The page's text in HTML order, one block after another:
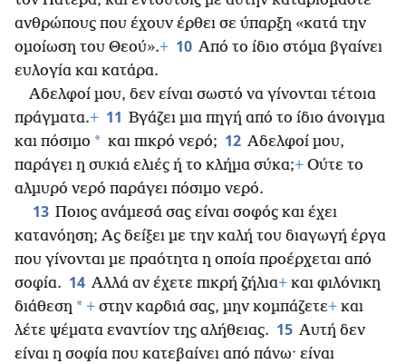
ανθρώπους που έχουν έρθει σε ύπαρξη «κατά την
ομοίωση του Θεού».+ 10 Από το ίδιο στόμα βγαίνει
ευλογία και κατάρα.
Αδελφοί μου, δεν είναι σωστό να γίνονται τέτοια
πράγματα.+ 11 Βγάζει μια πηγή από το ίδιο άνοιγμα
και πόσιμο * και πικρό νερό; 12 Αδελφοί μου,
παράγει η συκιά ελιές ή το κλήμα σύκα;+ Ούτε το
αλμυρό νερό παράγει πόσιμο νερό.
13 Ποιος ανάμεσά σας είναι σοφός και έχει
κατανόηση; Ας δείξει με την καλή του διαγωγή έργα
που γίνονται με πραότητα η οποία προέρχεται από
σοφία. 14 Αλλά αν έχετε πικρή ζήλια+ και φιλόνικη
διάθεση * + στην καρδιά σας, μην κομπάζετε+ και
λέτε ψέματα εναντίον της αλήθειας. 15 Αυτή δεν
είναι η σοφία που κατεβαίνει από πάνω· είναι